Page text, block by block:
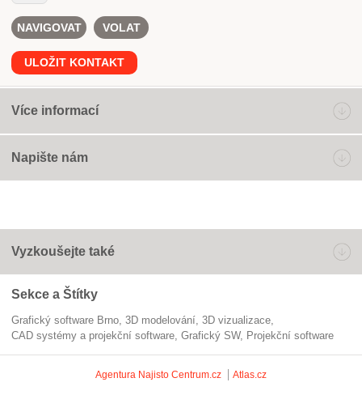
NAVIGOVAT VOLAT
ULOŽIT KONTAKT
Více informací
Napište nám
Vyzkoušejte také
Sekce a Štítky
Grafický software Brno 3D modelování
3D vizualizace
CAD systémy a projekční software
grafický SW projekční software
Agentura Najisto Centrum.cz Atlas.cz